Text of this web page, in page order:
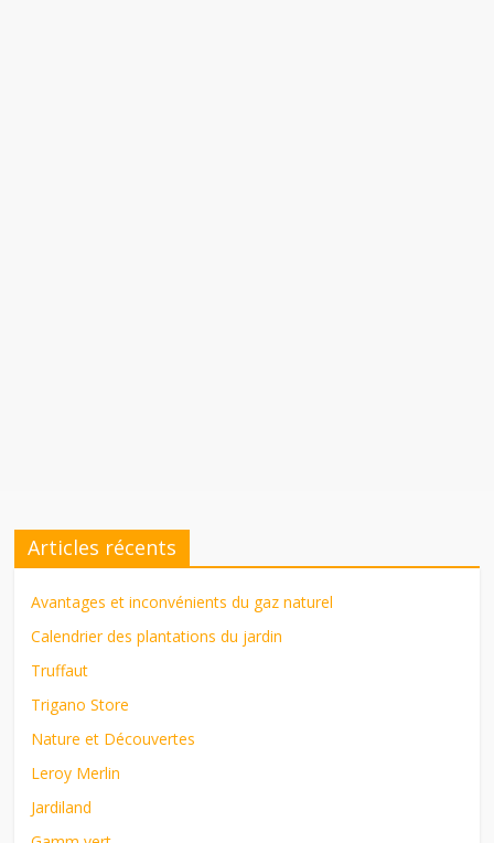
Articles récents
Avantages et inconvénients du gaz naturel
Calendrier des plantations du jardin
Truffaut
Trigano Store
Nature et Découvertes
Leroy Merlin
Jardiland